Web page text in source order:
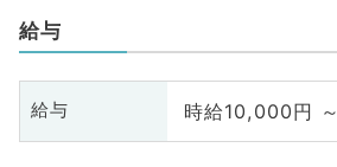
給与
給与 時給10,000円 ～